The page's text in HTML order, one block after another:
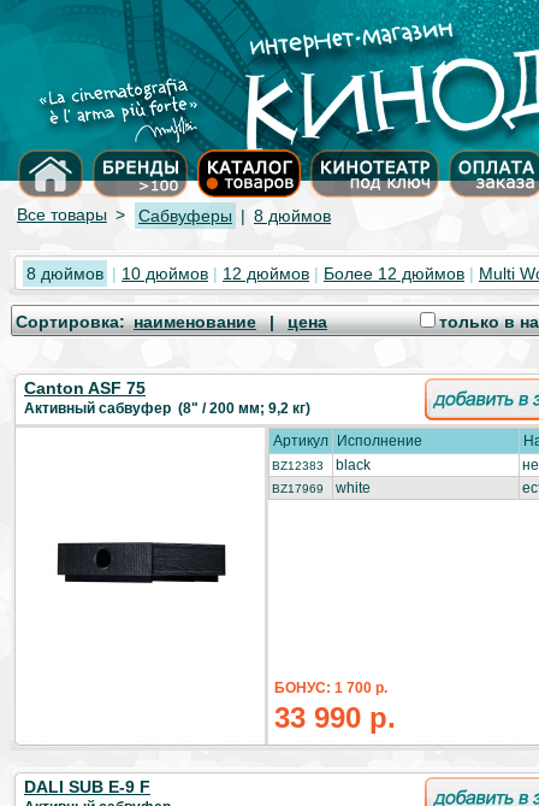
Все товары > Сабвуферы | 8 дюймов
8 дюймов | 10 дюймов | 12 дюймов | Более 12 дюймов | Multi
Cортировка:наименование|цена только в
Canton ASF 75
Активный сабвуфер (8" / 200 мм; 9,2 кг)
Артикул
Исполнение
BZ12383 black
BZ17969 white
БОНУС: 1 700 р.
33 990 р.
DALI SUB E-9 F